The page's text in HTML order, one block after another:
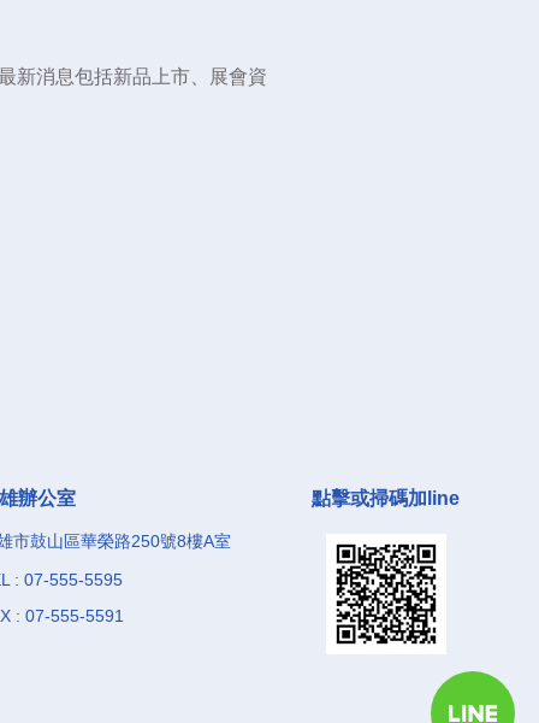
新消息包括新品上市、展會資
辦公室
市鼓山區華榮路250號8樓A室
: 07-555-5595
: 07-555-5591
點擊或掃碼加line